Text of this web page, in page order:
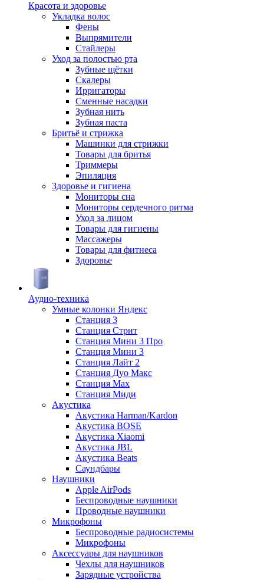
Красота и здоровье
Укладка волос
Фены
Выпрямители
Стайлеры
Уход за полостью рта
Зубные щётки
Скалеры
Ирригаторы
Сменные насадки
Зубная нить
Зубная паста
Бритьё и стрижка
Машинки для стрижки
Товары для бритья
Триммеры
Эпиляция
Здоровье и гигиена
Мониторы сна
Мониторы сердечного ритма
Уход за лицом
Товары для гигиены
Массажеры
Товары для фитнеса
Здоровье
Аудио-техника
Умные колонки Яндекс
Станция 3
Станция Стрит
Станция Мини 3 Про
Станция Мини 3
Станция Лайт 2
Станция Дуо Макс
Станция Max
Станция Миди
Акустика
Акустика Harman/Kardon
Акустика BOSE
Акустика Xiaomi
Акустика JBL
Акустика Beats
Саундбары
Наушники
Apple AirPods
Беспроводные наушники
Проводные наушники
Микрофоны
Беспроводные радиосистемы
Микрофоны
Аксессуары для наушников
Чехлы для наушников
Зарядные устройства